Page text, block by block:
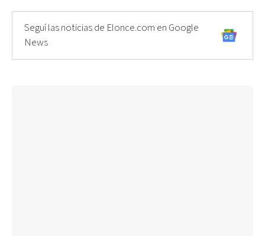
Seguí las noticias de Elonce.com en Google
News